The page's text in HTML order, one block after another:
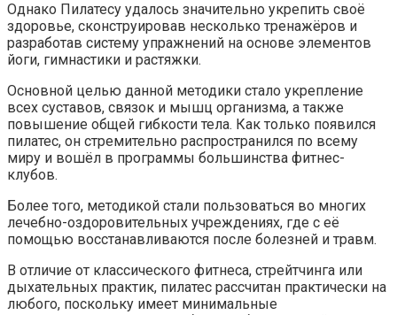
Однако Пилатесу удалось значительно укрепить своё
здоровье, сконструировав несколько тренажёров и
разработав систему упражнений на основе элементов
йоги, гимнастики и растяжки.
Основной целью данной методики стало укрепление
всех суставов, связок и мышц организма, а также
повышение общей гибкости тела. Как только появился
пилатес, он стремительно распространился по всему
миру и вошёл в программы большинства фитнес-
клубов.
Более того, методикой стали пользоваться во многих
лечебно-оздоровительных учреждениях, где с её
помощью восстанавливаются после болезней и травм.
В отличие от классического фитнеса, стрейтчинга или
дыхательных практик, пилатес рассчитан практически на
любого, поскольку имеет минимальные